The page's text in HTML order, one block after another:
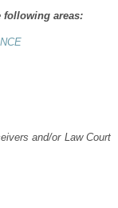
following areas:
and/or Law Court